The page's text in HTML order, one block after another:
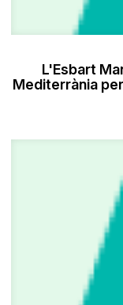
L'Esbart
Mediterrània